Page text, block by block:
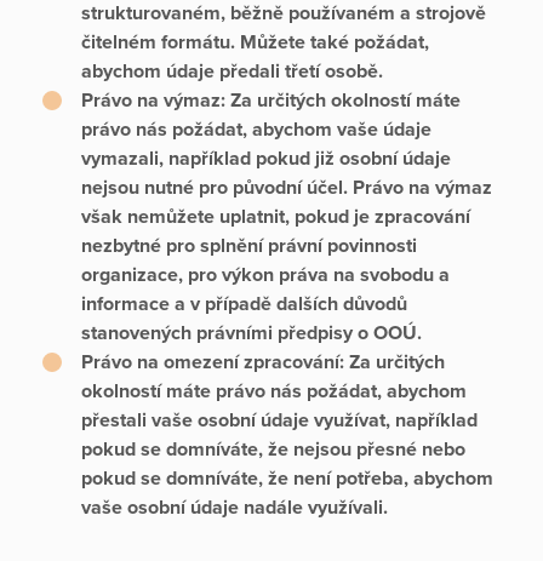
strukturovaném, běžně používaném a strojově
čitelném formátu. Můžete také požádat,
abychom údaje předali třetí osobě.
Právo na výmaz: Za určitých okolností máte
právo nás požádat, abychom vaše údaje
vymazali, například pokud již osobní údaje
nejsou nutné pro původní účel. Právo na výmaz
však nemůžete uplatnit, pokud je zpracování
nezbytné pro splnění právní povinnosti
organizace, pro výkon práva na svobodu a
informace a v případě dalších důvodů
stanovených právními předpisy o OOÚ.
Právo na omezení zpracování: Za určitých
okolností máte právo nás požádat, abychom
přestali vaše osobní údaje využívat, například
pokud se domníváte, že nejsou přesné nebo
pokud se domníváte, že není potřeba, abychom
vaše osobní údaje nadále využívali.